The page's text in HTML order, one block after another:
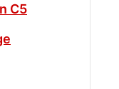
C5